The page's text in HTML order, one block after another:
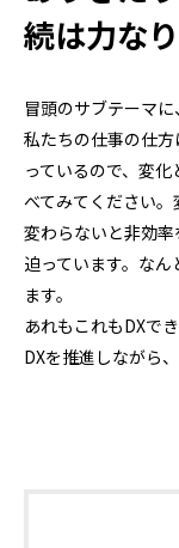
続は力なり
冒頭のサブテーマに
私たちの仕事の仕
っているので、変
べてみてください。
変わらないと非効
迫っています。な
ます。
あれもこれもDXで
DXを推進しながら